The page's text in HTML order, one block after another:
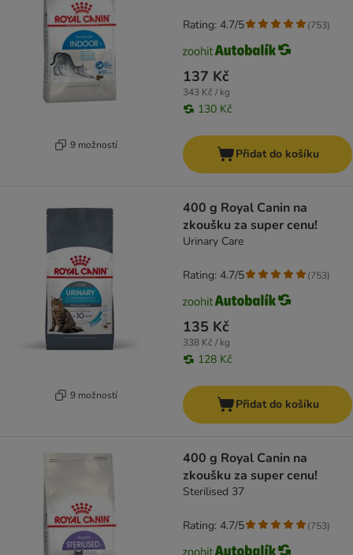
9 možností
137 Kč
343 Kč / kg
130 Kč
Rating: 4.7/5 (753)
Přidat do košíku
9 možností
400 g Royal Canin na
zkoušku za super cenu!
Urinary Care
135 Kč
338 Kč / kg
128 Kč
Rating: 4.7/5 (753)
Přidat do košíku
400 g Royal Canin na
zkoušku za super cenu!
Sterilised 37
Rating: 4.7/5 (753)